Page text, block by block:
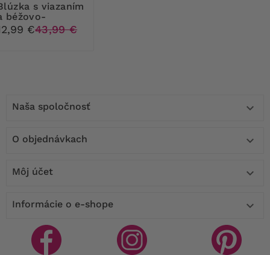
béžovo-
€43,99 €
Naša spoločnosť 
O objednávkach 
Môj účet 
Informácie o e-shope 